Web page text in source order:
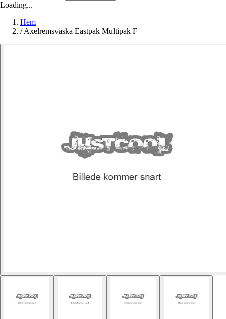
Loading...
Hem
/ Axelremsväska Eastpak Multipak F